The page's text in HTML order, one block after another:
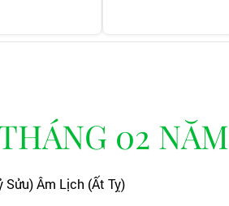
02
Âm Lịch (Ất Tỵ)